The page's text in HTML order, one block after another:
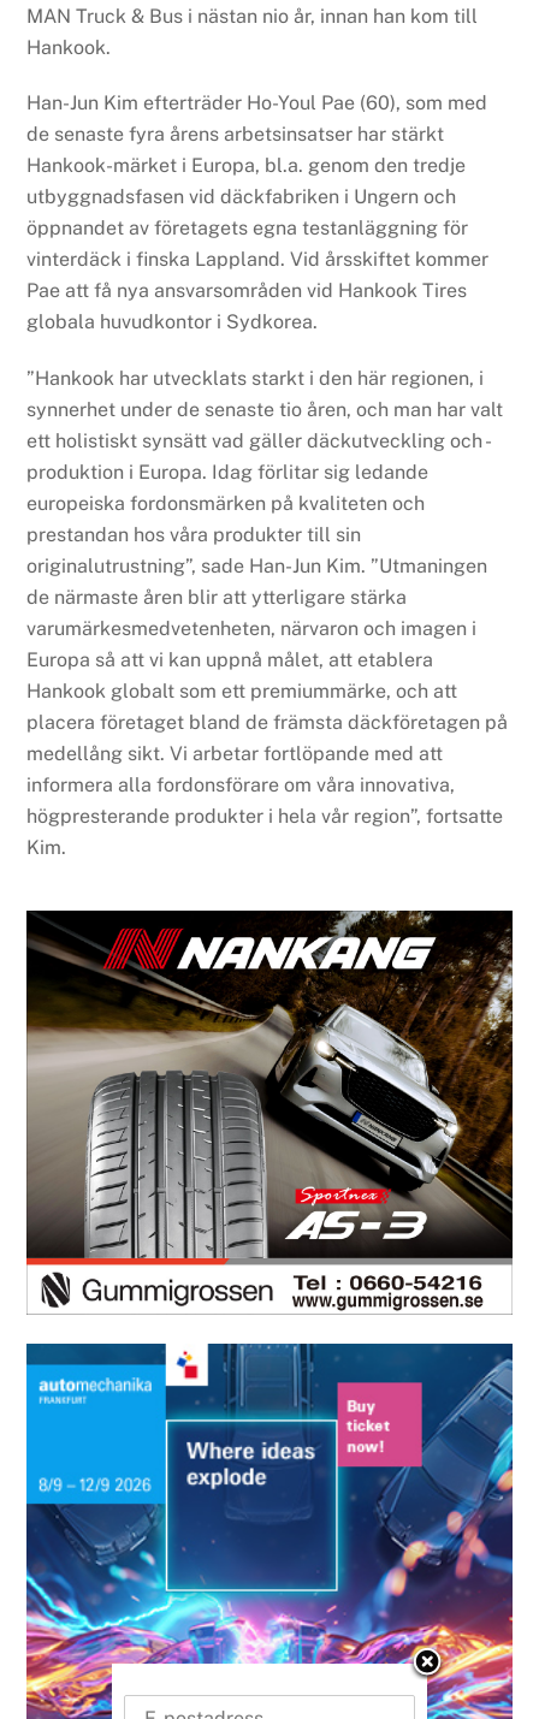
MAN Truck & Bus i nästan nio år, innan han kom till
Hankook.
Han-Jun Kim efterträder Ho-Youl Pae (60), som med
de senaste fyra årens arbetsinsatser har stärkt
Hankook-märket i Europa, bl.a. genom den tredje
utbyggnadsfasen vid däckfabriken i Ungern och
öppnandet av företagets egna testanläggning för
vinterdäck i finska Lappland. Vid årsskiftet kommer
Pae att få nya ansvarsområden vid Hankook Tires
globala huvudkontor i Sydkorea.
”Hankook har utvecklats starkt i den här regionen, i
synnerhet under de senaste tio åren, och man har valt
ett holistiskt synsätt vad gäller däckutveckling och -
produktion i Europa. Idag förlitar sig ledande
europeiska fordonsmärken på kvaliteten och
prestandan hos våra produkter till sin
originalutrustning”, sade Han-Jun Kim. ”Utmaningen
de närmaste åren blir att ytterligare stärka
varumärkesmedvetenheten, närvaron och imagen i
Europa så att vi kan uppnå målet, att etablera
Hankook globalt som ett premiummärke, och att
placera företaget bland de främsta däckföretagen på
medellång sikt. Vi arbetar fortlöpande med att
informera alla fordonsförare om våra innovativa,
högpresterande produkter i hela vår region”, fortsatte
Kim.